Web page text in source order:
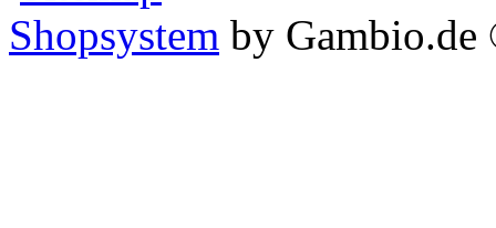
Shopsystem by